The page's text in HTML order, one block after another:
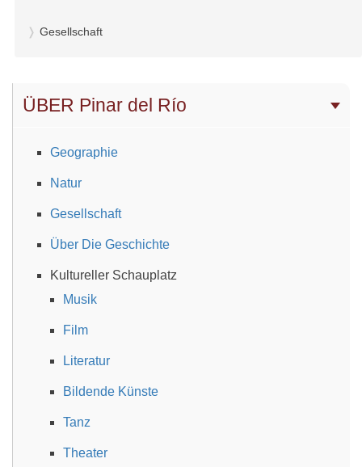
Gesellschaft
ÜBER Pinar del Río
Geographie
Natur
Gesellschaft
Über Die Geschichte
Kultureller Schauplatz
Musik
Film
Literatur
Bildende Künste
Tanz
Theater